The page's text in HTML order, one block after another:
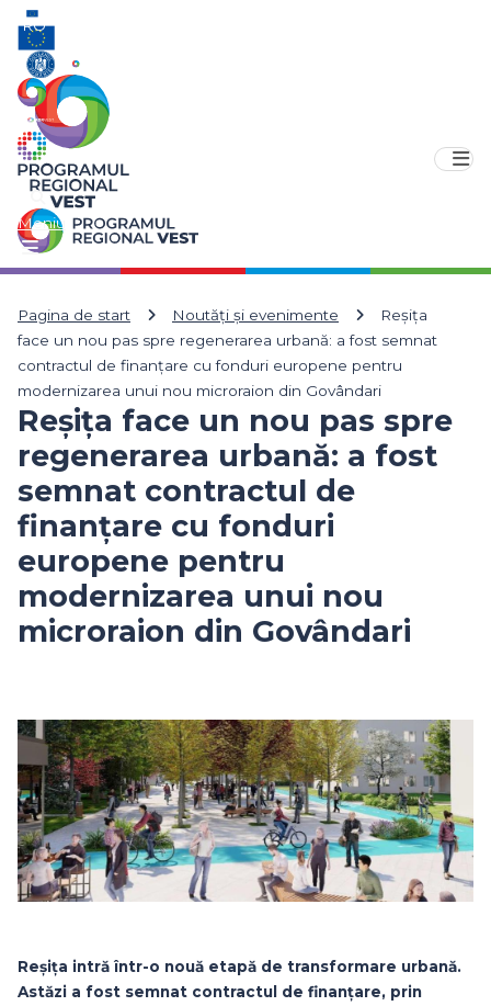
Meniu
Pagina de start Noutăți și evenimente
Reșița
face un nou pas spre regenerarea urbană: a fost semnat
contractul de finanțare cu fonduri europene pentru
modernizarea unui nou microraion din Govândari
Reșița face un nou pas spre
regenerarea urbană: a fost
semnat contractul de
finanțare cu fonduri
europene pentru
modernizarea unui nou
microraion din Govândari
Reșița intră într-o nouă etapă de transformare urbană.
Astăzi a fost semnat contractul de finanțare, prin
RO